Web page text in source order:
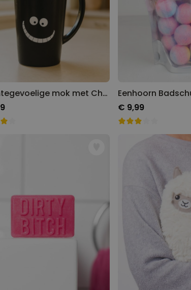
Warmtegevoelige mok met Cheshire Cat
Eenhoorn
€ 9,99